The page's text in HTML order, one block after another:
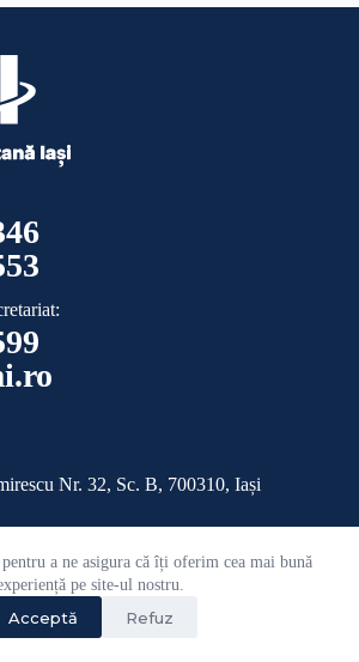
a ne asigura că îți oferim cea mai bună
pe site-ul nostru.
Acceptă Refuz
Nr. 32, Sc. B, 700310, Iași
rezervate ADI ZONA